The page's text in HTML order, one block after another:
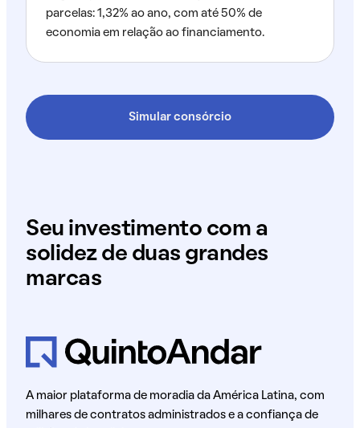
parcelas: 1,32% ao ano, com até 50% de
economia em relação ao financiamento.
Simular consórcio
Seu investimento com a
solidez de duas grandes
marcas
A maior plataforma de moradia da América Latina, com
milhares de contratos administrados e a confiança de